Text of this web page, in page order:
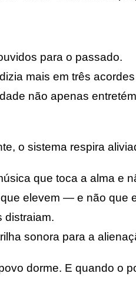
para o passado.
mais em três
não apenas
o sistema respira
que toca a alma e
elevem — e não que
distraiam.
sonora para a
dorme. E quando o